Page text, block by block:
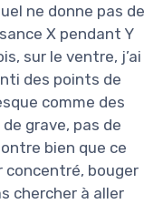
ne donne pas de
X pendant Y
sur le ventre, j’ai
des points de
comme des
grave, pas de
bien que ce
concentré, bouger
chercher à aller